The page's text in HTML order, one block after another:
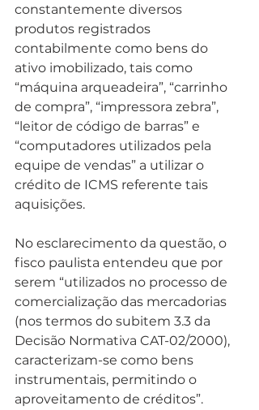
constantemente diversos
produtos registrados
contabilmente como bens do
ativo imobilizado, tais como
“máquina arqueadeira”, “carrinho
de compra”, “impressora zebra”,
“leitor de código de barras” e
“computadores utilizados pela
equipe de vendas” a utilizar o
crédito de ICMS referente tais
aquisições.
No esclarecimento da questão, o
fisco paulista entendeu que por
serem “utilizados no processo de
comercialização das mercadorias
(nos termos do subitem 3.3 da
Decisão Normativa CAT-02/2000),
caracterizam-se como bens
instrumentais, permitindo o
aproveitamento de créditos”.